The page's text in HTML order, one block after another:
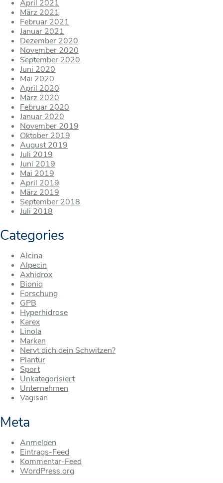
April 2021
März 2021
Februar 2021
Januar 2021
Dezember 2020
November 2020
September 2020
Juni 2020
Mai 2020
April 2020
März 2020
Februar 2020
Januar 2020
November 2019
Oktober 2019
August 2019
Juli 2019
Juni 2019
Mai 2019
April 2019
März 2019
September 2018
Juli 2018
Categories
Alcina
Alpecin
Axhidrox
Bioniq
Forschung
GPB
Hyperhidrose
Karex
Linola
Marken
Nervt dich dein Schwitzen?
Plantur
Sport
Unkategorisiert
Unternehmen
Vagisan
Meta
Anmelden
Eintrags-Feed
Kommentar-Feed
WordPress.org